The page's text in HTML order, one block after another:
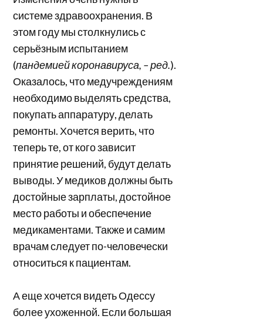
системе здравоохранения. В
этом году мы столкнулись с
серьёзным испытанием
(пандемией коронавируса, – ред.).
Оказалось, что медучреждениям
необходимо выделять средства,
покупать аппаратуру, делать
ремонты. Хочется верить, что
теперь те, от кого зависит
принятие решений, будут делать
выводы. У медиков должны быть
достойные зарплаты, достойное
место работы и обеспечение
медикаментами. Также и самим
врачам следует по-человечески
относиться к пациентам.
А еще хочется видеть Одессу
более ухоженной. Если большая